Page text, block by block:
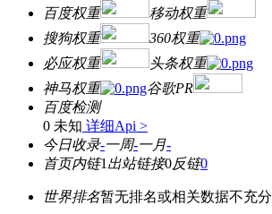
百度权重
移动权重
搜狗权重
360权重
必应权重
头条权重
神马权重
谷歌PR
百度检测
0 未知 详细Api >
今日收录-一周-一月-
首页内链1 出站链接0反链0
世界排名暂无排名或相关数据不充分